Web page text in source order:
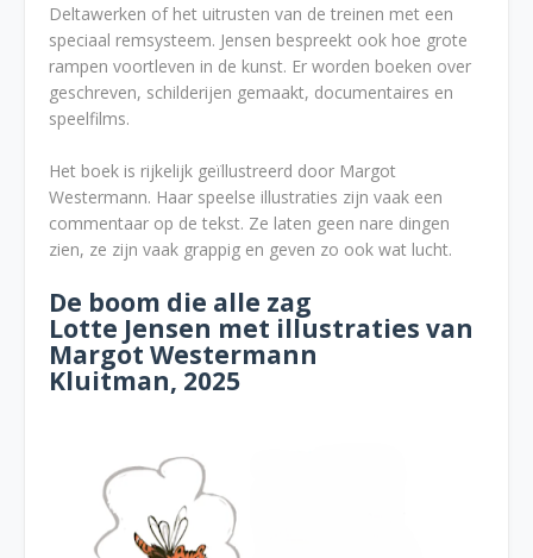
Deltawerken of het uitrusten van de treinen met een
speciaal remsysteem. Jensen bespreekt ook hoe grote
rampen voortleven in de kunst. Er worden boeken over
geschreven, schilderijen gemaakt, documentaires en
speelfilms.
Het boek is rijkelijk geïllustreerd door Margot
Westermann. Haar speelse illustraties zijn vaak een
commentaar op de tekst. Ze laten geen nare dingen
zien, ze zijn vaak grappig en geven zo ook wat lucht.
De boom die alle zag
Lotte Jensen met illustraties van
Margot Westermann
Kluitman, 2025